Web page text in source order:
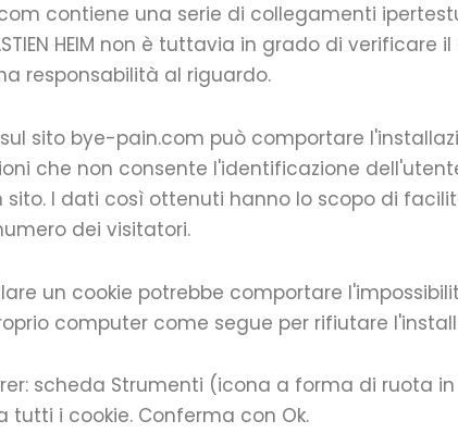
contiene una serie di collegamenti
HEIM non è tuttavia in grado di
responsabilità al riguardo.
sito bye-pain.com può comportare
che non consente l'identificazione
sito. I dati così ottenuti hanno lo scopo di
dei visitatori.
un cookie potrebbe comportare
computer come segue per rifiutare
scheda Strumenti (icona a forma di ruota
tutti i cookie. Conferma con Ok.